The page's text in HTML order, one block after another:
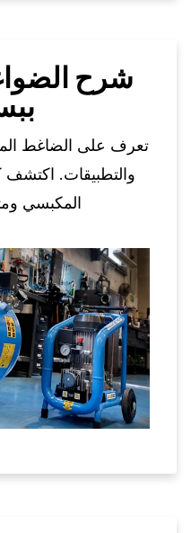
شرح
تعرف على الضاغط
والتطبيقات. اكتشف
المكبسي